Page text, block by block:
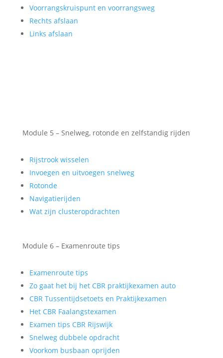
Voorrangskruispunt en voorrangsweg
Rechts afslaan
Links afslaan
Module 5 – Snelweg, rotonde en zelfstandig rijden
Rijstrook wisselen
Invoegen en uitvoegen snelweg
Rotonde
Navigatierijden
Wat zijn clusteropdrachten
Module 6 – Examenroute tips
Examenroute tips
Zo gaat het bij het CBR praktijkexamen auto
CBR Tussentijdsetoets en Praktijkexamen
Het CBR Faalangstexamen
Examen tips CBR Rijswijk
Snelweg dubbele opdracht
Voorkom busbaan oprijden